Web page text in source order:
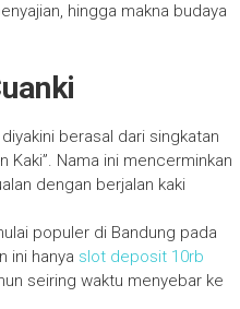
hingga makna budaya
diyakini berasal dari singkatan
Kaki”. Nama ini mencerminkan
dengan berjalan kaki
populer di Bandung pada
ini hanya slot deposit 10rb
seiring waktu menyebar ke